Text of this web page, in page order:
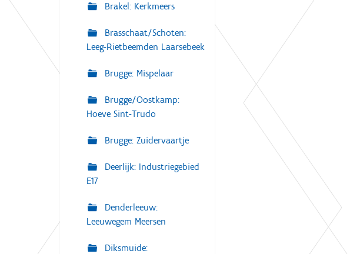
Brakel: Kerkmeers
Brasschaat/Schoten:
Leeg-Rietbeemden Laarsebeek
Brugge: Mispelaar
Brugge/Oostkamp:
Hoeve Sint-Trudo
Brugge: Zuidervaartje
Deerlijk: Industriegebied
E17
Denderleeuw:
Leeuwegem Meersen
Diksmuide: